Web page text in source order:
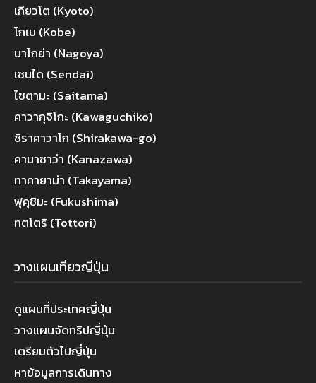
เกียวโต (Kyoto)
โกเบ (Kobe)
นาโกย่า (Nagoya)
เซนได (Sendai)
ไซตามะ (Saitama)
คาวากุจิโกะ (Kawaguchiko)
ชิราคาวาโก (Shirakawa-go)
คานาซาว่า (Kanazawa)
ทาคายาม่า (Takayama)
ฟุคุชิมะ (Fukushima)
ทตโตริ (Tottori)
วางแผนเที่ยวญี่ปุ่น
ดูแผนที่ประเทศญี่ปุ่น
วางแผนจัดทริปญี่ปุ่น
เตรียมตัวไปญี่ปุ่น
หาข้อมูลการเดินทาง